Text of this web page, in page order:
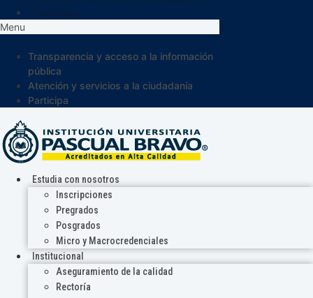
Menu
Transparencia y acceso a la información
pública
Atención y servicios a la ciudadanía
Participa
Estudia con nosotros
Inscripciones
Pregrados
Posgrados
Micro y Macrocredenciales
Institucional
Aseguramiento de la calidad
Rectoría